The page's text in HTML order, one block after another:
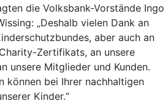
die Volksbank-Vorstände Ingo
„Deshalb vielen Dank an
aber auch an
Zertifikats, an unsere
unsere Mitglieder und Kunden.
können bei Ihrer nachhaltigen
Kinder.“